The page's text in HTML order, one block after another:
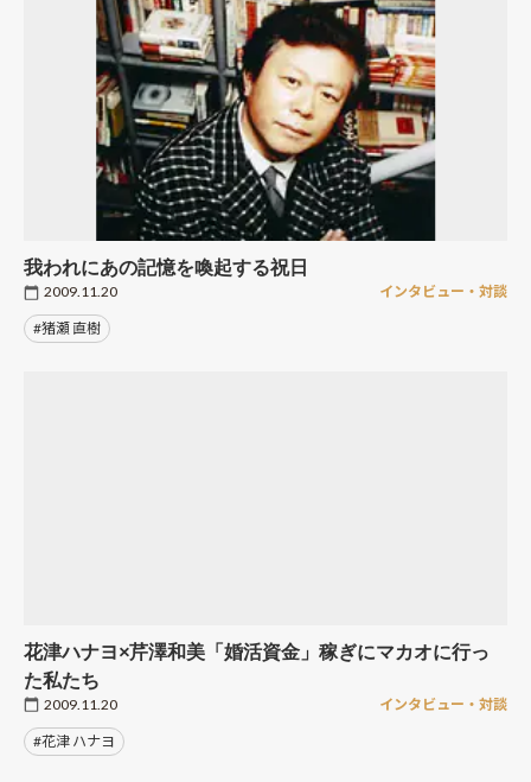
我われにあの記憶を喚起する祝日
2009.11.20 インタビュー・対談
#猪瀬 直樹
花津ハナヨ×芹澤和美「婚活資金」稼ぎにマカオに行っ
た私たち
2009.11.20 インタビュー・対談
#花津 ハナヨ